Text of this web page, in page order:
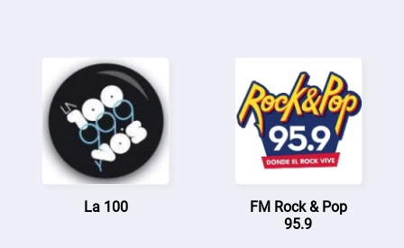
La 100
FM Rock & Pop
95.9